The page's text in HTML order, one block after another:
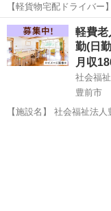
【軽貨物宅配ドライバ
客様へ配達するお仕事で
張ったら頑張った分自分
間は何時から何時まで…
福岡 豊前市 宇島
軽費老
勤(日
月収
社会福
豊前市
【施設名】 社会福祉法人